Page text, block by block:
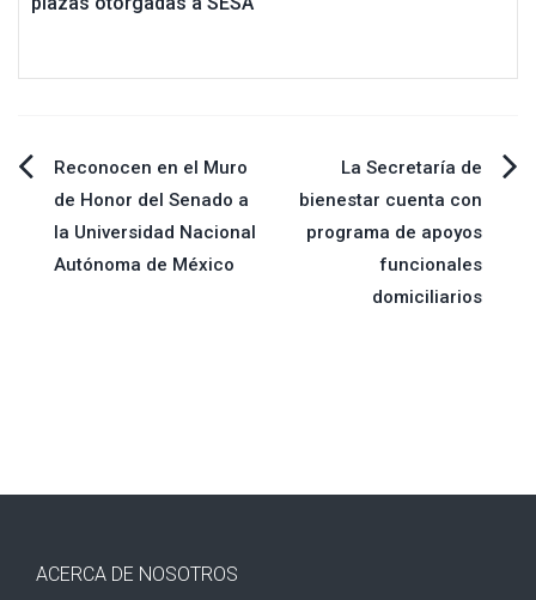
Navegación
de
Reconocen en el Muro
de Honor del Senado a
la Universidad Nacional
Autónoma de México
La Secretaría de
bienestar cuenta con
programa de apoyos
funcionales
domiciliarios
ACERCA DE NOSOTROS